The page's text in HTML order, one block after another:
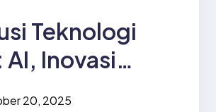
Teknologi
Inovasi
20, 2025